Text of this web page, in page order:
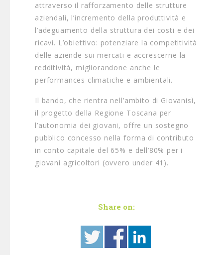
attraverso il rafforzamento delle strutture
aziendali, l’incremento della produttività e
l’adeguamento della struttura dei costi e dei
ricavi. L’obiettivo: potenziare la competitività
delle aziende sui mercati e accrescerne la
redditività, migliorandone anche le
performances climatiche e ambientali.
Il bando, che rientra nell’ambito di Giovanisì,
il progetto della Regione Toscana per
l’autonomia dei giovani, offre un sostegno
pubblico concesso nella forma di contributo
in conto capitale del 65% e dell’80% per i
giovani agricoltori (ovvero under 41).
Share on: